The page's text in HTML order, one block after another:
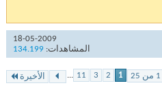
18-05-2009
المشاهدات: 134.199
11
... الأخيرة